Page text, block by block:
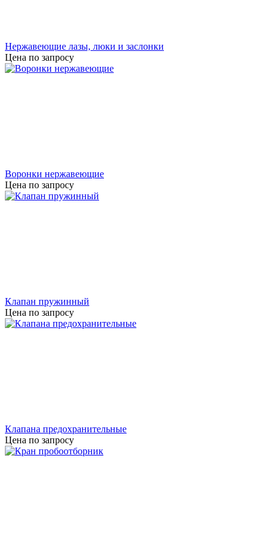
Нержавеющие лазы, люки и заслонки
Цена по запросу
Воронки нержавеющие
Цена по запросу
Клапан пружинный
Цена по запросу
Клапана предохранительные
Цена по запросу